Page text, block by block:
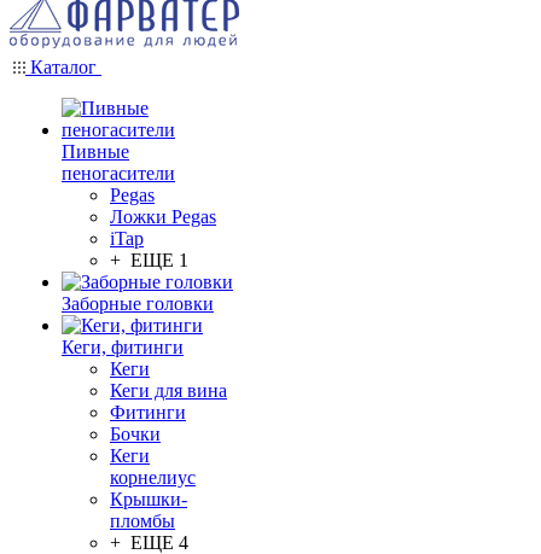
Каталог
Пивные
пеногасители
Pegas
Ложки Pegas
iTap
+ ЕЩЕ 1
Заборные головки
Кеги, фитинги
Кеги
Кеги для вина
Фитинги
Бочки
Кеги
корнелиус
Крышки-
пломбы
+ ЕЩЕ 4